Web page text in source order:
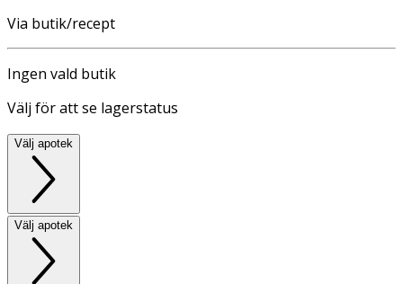
Via butik/recept
Ingen vald butik
Välj för att se lagerstatus
Välj apotek
Välj apotek